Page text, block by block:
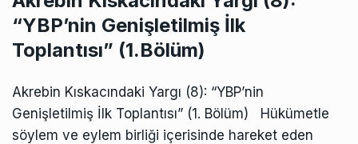
“YBP’nin Genişletilmiş İlk
Toplantısı” (1.Bölüm)
Akrebin Kıskacındaki Yargı (8): “YBP’nin
Genişletilmiş İlk Toplantısı” (1. Bölüm) Hükümetle
söylem ve eylem birliği içerisinde hareket eden